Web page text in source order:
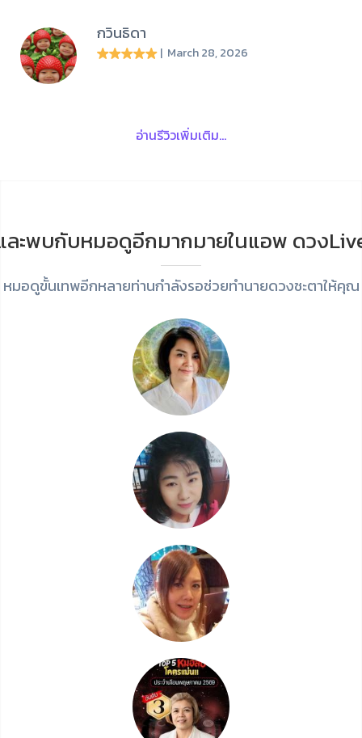
กวินธิดา
| March 28, 2026
อ่านรีวิวเพิ่มเติม...
ละพบกับหมอดูอีกมากมายในแอพ ดวง
หมอดูขั้นเทพอีกหลายท่านกำลังรอช่วยทำนายดวงชะตาให้คุณ